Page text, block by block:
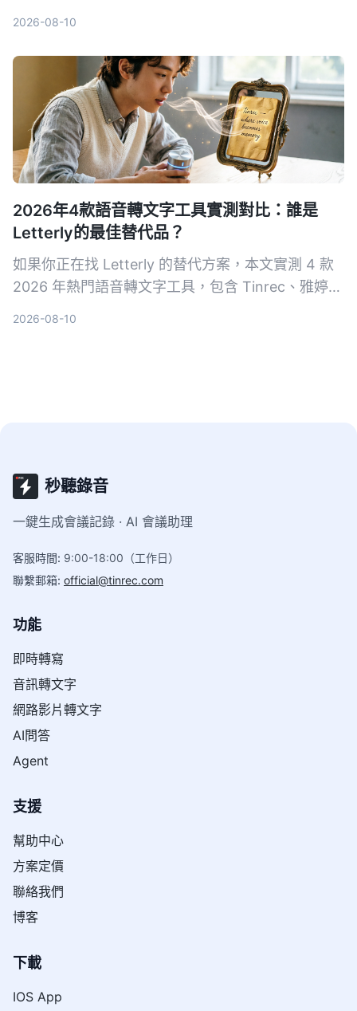
音轉文字方案。
2026-08-10
2026年4款語音轉文字工具實測對比：誰是
Letterly的最佳替代品？
如果你正在找 Letterly 的替代方案，本文實測 4 款
2026 年熱門語音轉文字工具，包含 Tinrec、雅婷逐
2026-08-10
秒聽錄音
一鍵生成會議記錄 · AI 會議助理
客服時間: 9:00-18:00（工作日）
聯繫郵箱: official@tinrec.com
功能
即時轉寫
音訊轉文字
網路影片轉文字
AI問答
Agent
支援
幫助中心
方案定價
聯絡我們
博客
下載
IOS App